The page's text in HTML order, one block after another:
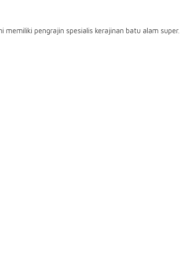
pengrajin spesialis kerajinan batu alam super.